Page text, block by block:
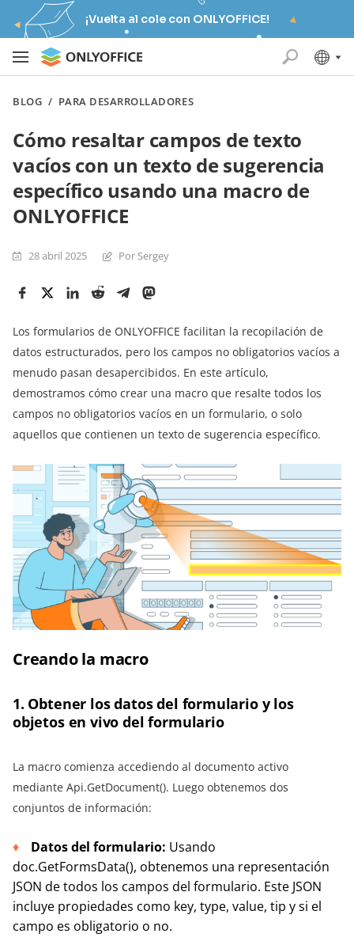
¡Vuelta al cole con ONLYOFFICE!
BLOG / PARA DESARROLLADORES
Cómo resaltar campos de texto
vacíos con un texto de sugerencia
específico usando una macro de
ONLYOFFICE
28 abril 2025 Por Sergey
Los formularios de ONLYOFFICE facilitan la recopilación de
datos estructurados, pero los campos no obligatorios vacíos a
menudo pasan desapercibidos. En este artículo,
demostramos cómo crear una macro que resalte todos los
campos no obligatorios vacíos en un formulario, o solo
aquellos que contienen un texto de sugerencia específico.
Creando la macro
1. Obtener los datos del formulario y los
objetos en vivo del formulario
La macro comienza accediendo al documento activo
mediante Api.GetDocument(). Luego obtenemos dos
conjuntos de información:
Datos del formulario: Usando
doc.GetFormsData(), obtenemos una representación
JSON de todos los campos del formulario. Este JSON
incluye propiedades como key, type, value, tip y si el
campo es obligatorio o no.